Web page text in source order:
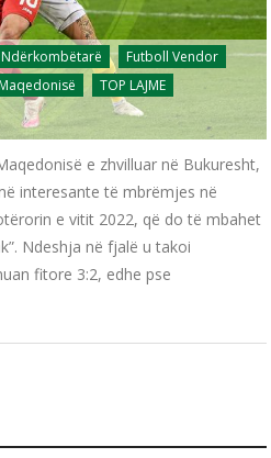
Futboll Vendor
TOP LAJME
e zhvilluar në Bukuresht,
interesante të mbrëmjes në
e vitit 2022, që do të mbahet
Ndeshja në fjalë u takoi
fitore 3:2, edhe pse